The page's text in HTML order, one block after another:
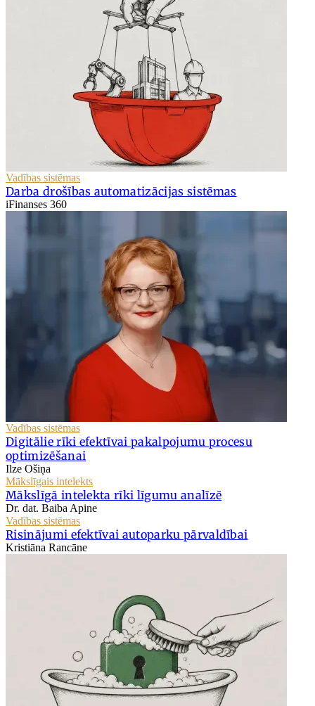
Vadības sistēmas
Darba drošības automatizācijas sistēmas
iFinanses 360
Vadības sistēmas
Digitālie rīki efektīvai pakalpojumu procesu
optimizēšanai
Ilze Ošiņa
Mākslīgais intelekts
Mākslīgā intelekta rīki līgumu analīzē
Dr. dat. Baiba Apine
Vadības sistēmas
Risinājumi efektīvai autoparku pārvaldībai
Kristiāna Rancāne